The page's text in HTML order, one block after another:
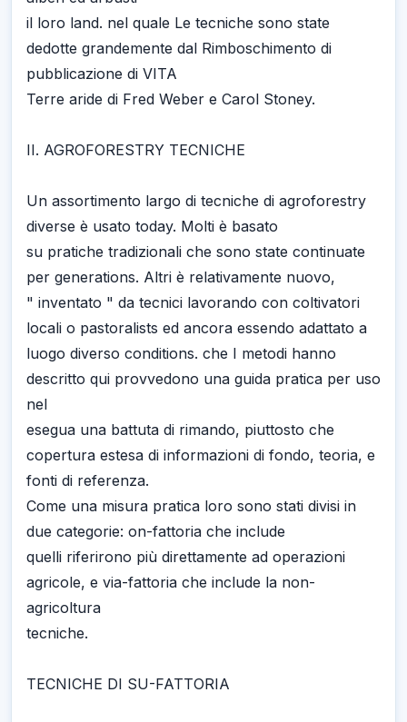
il loro land. nel quale Le tecniche sono state
dedotte grandemente dal Rimboschimento di
pubblicazione di VITA
Terre aride di Fred Weber e Carol Stoney.
II. AGROFORESTRY TECNICHE
Un assortimento largo di tecniche di agroforestry
diverse è usato today. Molti è basato
su pratiche tradizionali che sono state continuate
per generations. Altri è relativamente nuovo,
" inventato " da tecnici lavorando con coltivatori
locali o pastoralists ed ancora essendo adattato a
luogo diverso conditions. che I metodi hanno
descritto qui provvedono una guida pratica per uso
nel
esegua una battuta di rimando, piuttosto che
copertura estesa di informazioni di fondo, teoria, e
fonti di referenza.
Come una misura pratica loro sono stati divisi in
due categorie: on-fattoria che include
quelli riferirono più direttamente ad operazioni
agricole, e via-fattoria che include la non-
agricoltura
tecniche.
TECNICHE DI SU-FATTORIA